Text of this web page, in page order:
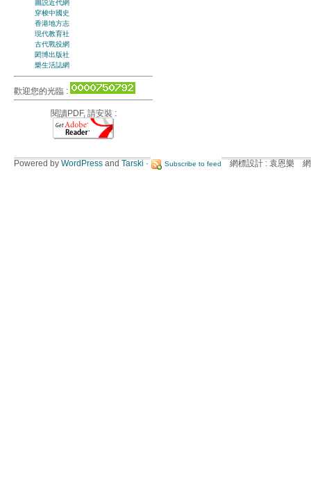
圖説近代網
穿梭中國史
香港地方志
現代教育社
古代戰役網
閎博出版社
樂生活誌網
歡迎您的光臨 :
閱讀PDF, 請安裝 :
Powered by WordPress and Tarski · Subscribe to feed 網標設計 : 袁恩樂 網